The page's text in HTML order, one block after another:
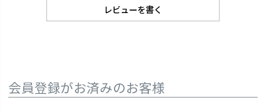
レビューを書く
会員登録がお済みのお客様